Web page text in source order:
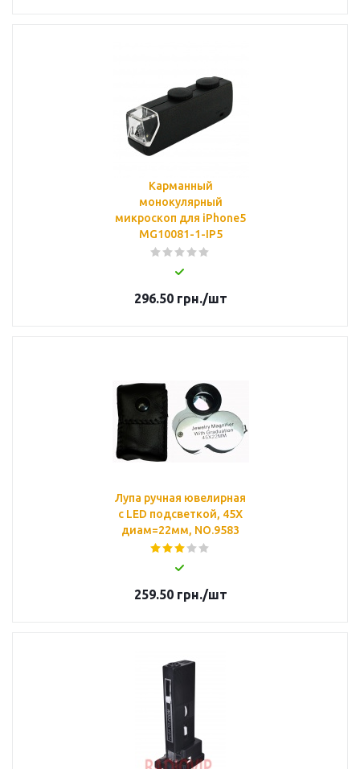
Карманный
монокулярный
микроскоп для iPhone5
MG10081-1-IP5
296.50грн./шт
Лупа ручная ювелирная
с LED подсветкой, 45X
диам=22мм, NO.9583
259.50грн./шт